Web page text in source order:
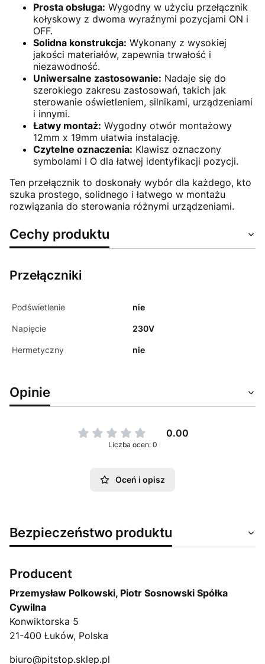
Prosta obsługa: Wygodny w użyciu przełącznik
kołyskowy z dwoma wyraźnymi pozycjami ON i
OFF.
Solidna konstrukcja: Wykonany z wysokiej
jakości materiałów, zapewnia trwałość i
niezawodność.
Uniwersalne zastosowanie: Nadaje się do
szerokiego zakresu zastosowań, takich jak
sterowanie oświetleniem, silnikami, urządzeniami
i innymi.
Łatwy montaż: Wygodny otwór montażowy
12mm x 19mm ułatwia instalację.
Czytelne oznaczenia: Klawisz oznaczony
symbolami I O dla łatwej identyfikacji pozycji.
Ten przełącznik to doskonały wybór dla każdego, kto
szuka prostego, solidnego i łatwego w montażu
rozwiązania do sterowania różnymi urządzeniami.
Cechy produktu
Przełączniki
Podświetlenie nie
Napięcie 230V
Hermetyczny nie
Opinie
0.00
Liczba ocen: 0
Oceń i opisz
Bezpieczeństwo produktu
Producent
Przemysław Polkowski, Piotr Sosnowski Spółka
Cywilna
Konwiktorska 5
21-400 Łuków, Polska
biuro@pitstop.sklep.pl